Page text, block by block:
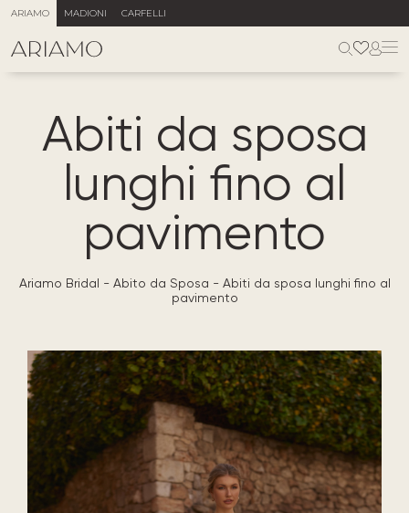
ARIAMO MADIONI CARFELLI
Abiti da sposa
lunghi fino al
pavimento
Ariamo Bridal - Abito da Sposa - Abiti da sposa lunghi fino al
pavimento